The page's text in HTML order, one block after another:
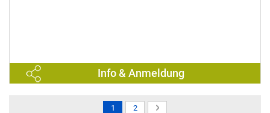
Info & Anmeldung
Seite
Sie
1 Seite
2 Seite
NÄCHSTER